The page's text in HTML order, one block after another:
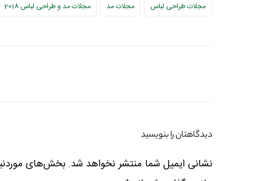
مجلات طراحی لباس
مجلات مد مجلات مد و طراحی لباس 2018
دیدگاهتان را بنویسید
نشانی ایمیل شما منتشر نخواهد شد. بخش‌های